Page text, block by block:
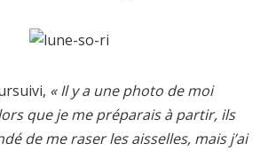
« Il y a une photo de moi
que je me préparais à partir, ils
de me raser les aisselles, mais j’ai